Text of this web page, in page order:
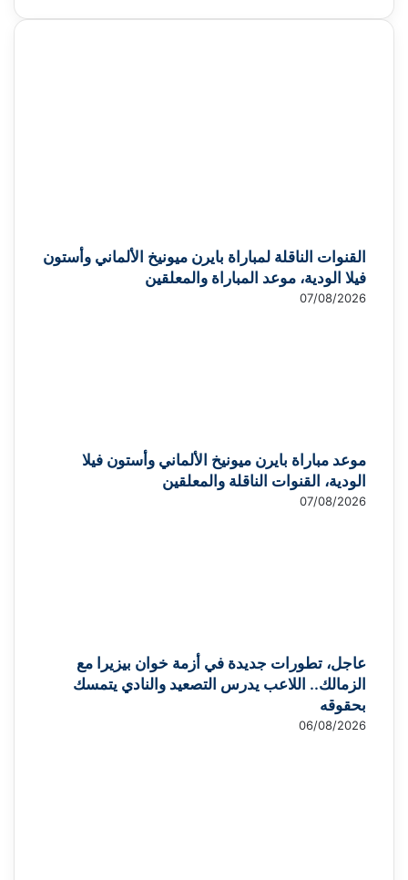
القنوات الناقلة لمباراة بايرن ميونيخ الألماني وأستون
فيلا الودية، موعد المباراة والمعلقين
07/08/2026
موعد مباراة بايرن ميونيخ الألماني وأستون فيلا
الودية، القنوات الناقلة والمعلقين
07/08/2026
عاجل، تطورات جديدة في أزمة خوان بيزيرا مع
الزمالك.. اللاعب يدرس التصعيد والنادي يتمسك
بحقوقه
06/08/2026